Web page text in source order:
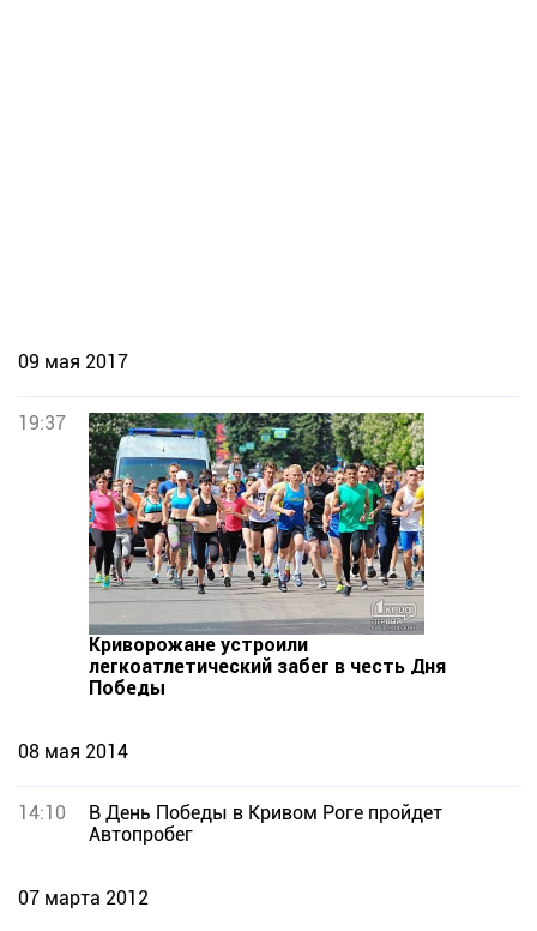
09 мая 2017
19:37
Криворожане устроили
легкоатлетический забег в честь Дня
Победы
08 мая 2014
14:10
В День Победы в Кривом Роге пройдет
Автопробег
07 марта 2012